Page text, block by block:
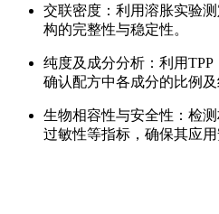
交联密度：利用溶胀实验
构的完整性与稳定性。
纯度及成分分析：利用TPP
确认配方中各成分的比例
生物相容性与安全性：检
过敏性等指标，确保其应用